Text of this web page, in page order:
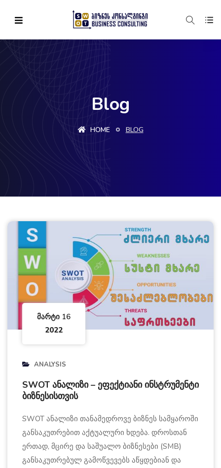
Blog
HOME BLOG
Მარტი 16
2022
ANALYSIS
SWOT ანალიზი – ეფექტიანი ინსტრუმენტი
ბიზნესისთვის
SWOT ანალიზი თანამედროვე ბიზნეს სამყაროში
განსაკუთრებით აქტუალური ხდება. დროსთან
ერთად, მცირე და საშუალო ბიზნესები (SMB)
განსაკუთრებულ გამოწვევებს აწყდებიან და